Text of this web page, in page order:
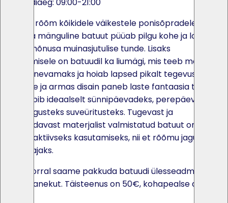
Rendiaeg: 09:00-21:00
Tõeline rõõm kõikidele väikestele ponisõpradele. See
roosa ja mänguline batuut püüab pilgu kohe ja loob
peole mõnusa muinasjutulise tunde. Lisaks
hüppamisele on batuudil ka liumägi, mis teeb mängu
veel põnevamaks ja hoiab lapsed pikalt tegevuses.
Värviline ja armas disain paneb laste fantaasia tööle
ning sobib ideaalselt sünnipäevadeks, perepäevadeks
ja igasugusteks suveüritusteks. Tugevast ja
vastupidavast materjalist valmistatud batuut on
loodud aktiivseks kasutamiseks, nii et rõõmu jagub
pikaks ajaks.
Soovi korral saame pakkuda batuudi ülesseadmist ja
kokkupanekut. Täisteenus on 50€, kohapealse abiga